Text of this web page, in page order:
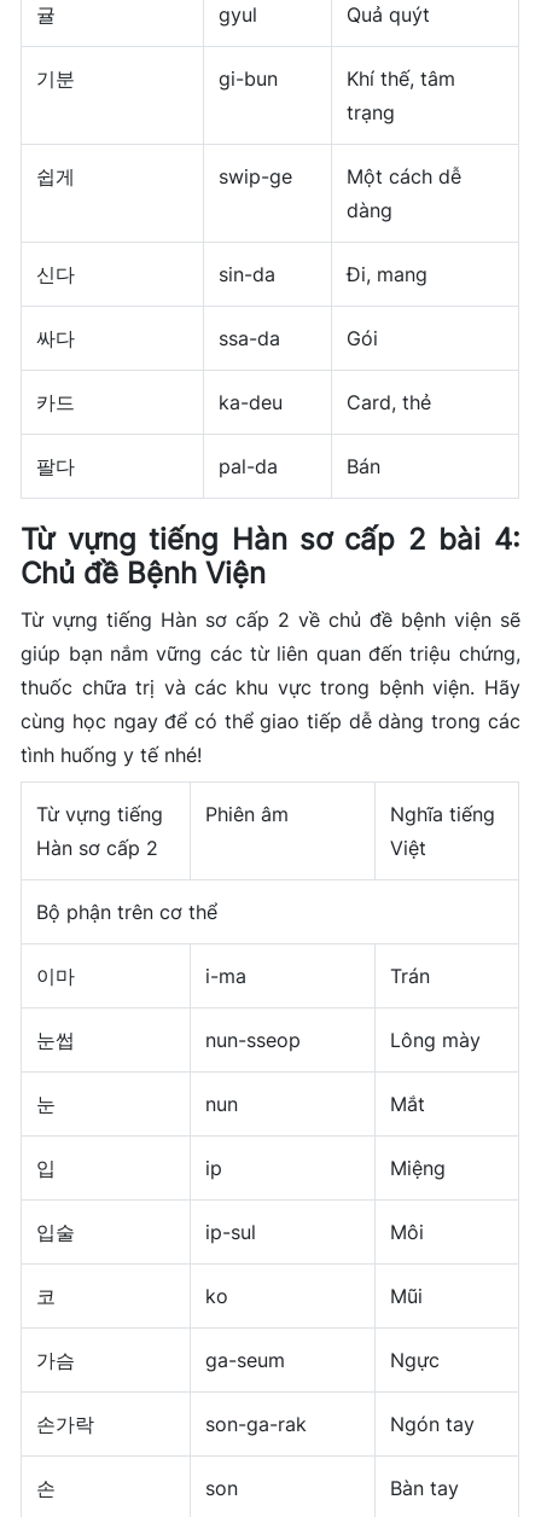
귤 gyul Quả quýt
기분 gi-bun
Khí thế, tâm
trạng
쉽게 swip-ge
Một cách dễ
dàng
신다 sin-da Đi, mang
싸다 ssa-da Gói
카드 ka-deu Card, thẻ
팔다 pal-da Bán
Từ vựng tiếng Hàn sơ cấp 2 bài 4:
Chủ đề Bệnh Viện
Từ vựng tiếng Hàn sơ cấp 2 về chủ đề bệnh viện sẽ
giúp bạn nắm vững các từ liên quan đến triệu chứng,
thuốc chữa trị và các khu vực trong bệnh viện. Hãy
cùng học ngay để có thể giao tiếp dễ dàng trong các
tình huống y tế nhé!
Từ vựng tiếng
Hàn sơ cấp 2
Phiên âm
Nghĩa tiếng
Việt
Bộ phận trên cơ thể
이마 i-ma Trán
눈썹 nun-sseop Lông mày
눈 nun Mắt
입 ip Miệng
입술 ip-sul Môi
코 ko Mũi
가슴 ga-seum Ngực
손가락 son-ga-rak Ngón tay
손 son Bàn tay